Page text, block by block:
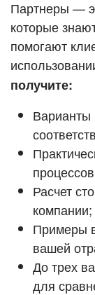
Партнеры —
которые
помогают
получите:
Варианты
Расчет
компании;
Примеры
вашей
До трех
для